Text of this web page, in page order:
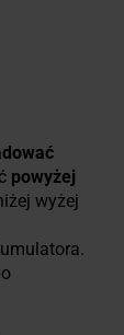
powyżej
wyżej